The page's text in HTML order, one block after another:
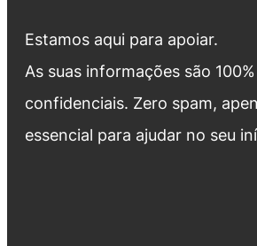
Estamos aqui para apoiar.
As suas informações são 100%
confidenciais. Zero spam,
essencial para ajudar no seu